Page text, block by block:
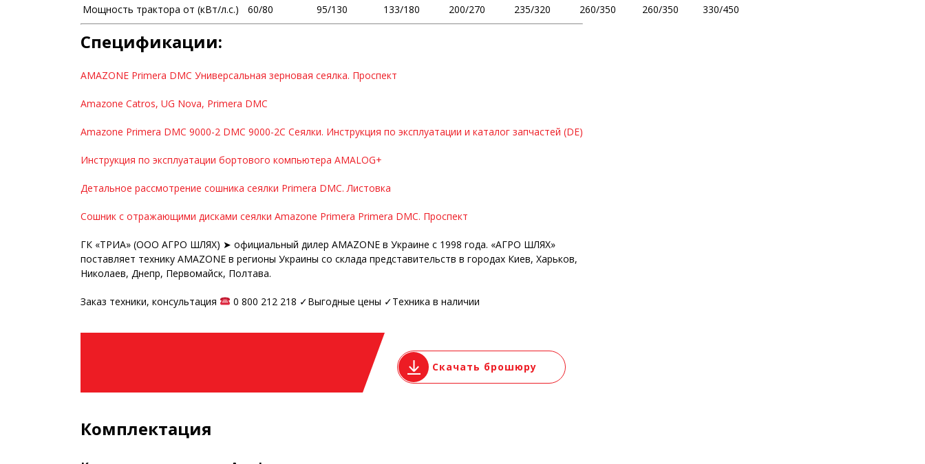
Мощность трактора от (кВт/л.с.)
60/80 95/130 133/180 200/270 235/320 260/350 260/350 330/450
Спецификации:
AMAZONE Primera DMC Универсальная зерновая сеялка. Проспект
Amazone Catros, UG Nova, Primera DMC
Amazone Primera DMC 9000-2 DMC 9000-2C Сеялки. Инструкция по эксплуатации и каталог запчастей (DE)
Инструкция по эксплуатации бортового компьютера AMALOG+
Детальное рассмотрение сошника сеялки Primera DMC. Листовка
Сошник с отражающими дисками сеялки Amazone Primera Primera DMC. Проспект
ГК «ТРИА» (ООО АГРО ШЛЯХ) ➤ официальный дилер AMAZONE в Украине с 1998 года. «АГРО ШЛЯХ»
поставляет технику AMAZONE в регионы Украины со склада представительств в городах Киев, Харьков,
Николаев, Днепр, Первомайск, Полтава.
Заказ техники, консультация 0 800 212 218 ✓Выгодные цены ✓Техника в наличии
Скачать брошюру
Комплектация